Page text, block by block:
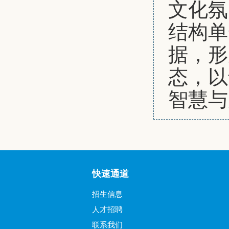
文化
结构
据，
态，
智慧
快速通道
招生信息
人才招聘
联系我们